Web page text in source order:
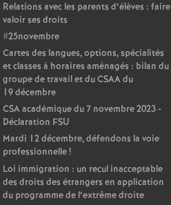
Relations avec les parents d’élèves : faire
valoir ses droits
#25novembre
Cartes des langues, options, spécialités
et classes à horaires aménagés : bilan du
groupe de travail et du CSAA du
19 décembre
CSA académique du 7 novembre 2023 -
Déclaration FSU
Mardi 12 décembre, défendons la voie
professionnelle!
Loi immigration : un recul inacceptable
des droits des étrangers en application
du programme de l’extrême droite